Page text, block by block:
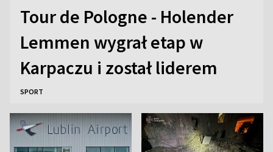
Tour de Pologne - Holender
Lemmen wygrał etap w
Karpaczu i został liderem
SPORT